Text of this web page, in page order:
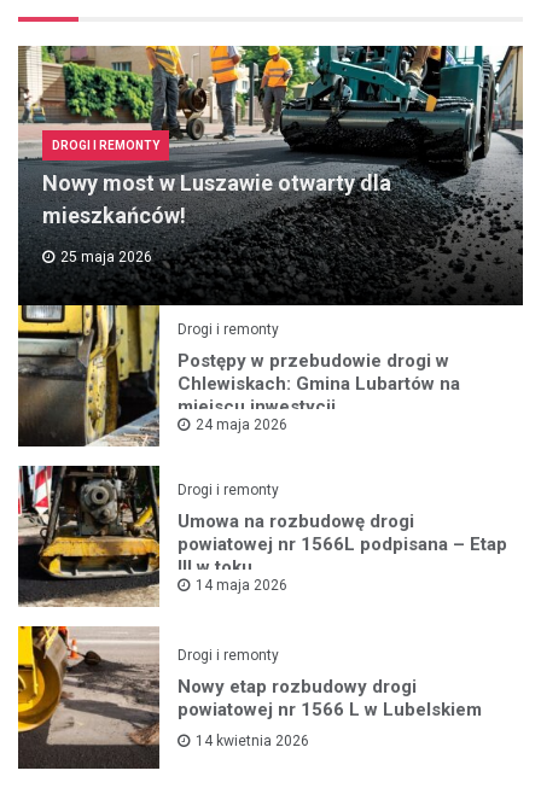
DROGI I REMONTY
Nowy most w Luszawie otwarty dla
mieszkańców!
25 maja 2026
Drogi i remonty
Postępy w przebudowie drogi w
Chlewiskach: Gmina Lubartów na
miejscu inwestycji
24 maja 2026
Drogi i remonty
Umowa na rozbudowę drogi
powiatowej nr 1566L podpisana – Etap
III w toku
14 maja 2026
Drogi i remonty
Nowy etap rozbudowy drogi
powiatowej nr 1566 L w Lubelskiem
14 kwietnia 2026